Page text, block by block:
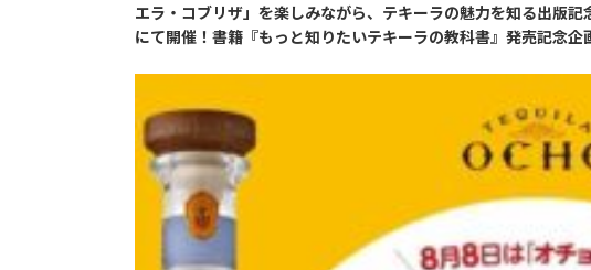
エラ・コブリザ」を楽しみながら、テキーラの魅力を知る出版
にて開催！書籍『もっと知りたいテキーラの教科書』発売記念企